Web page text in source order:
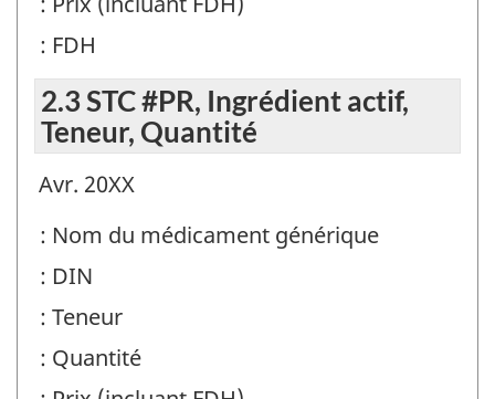
: FDH
2.3 STC #PR, Ingrédient actif,
Teneur, Quantité
Avr. 20XX
: Nom du médicament générique
: DIN
: Teneur
: Quantité